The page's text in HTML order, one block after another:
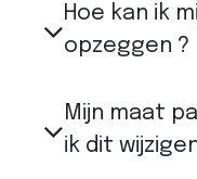
Hoe kan ik
opzeggen ?
Mijn maat
ik dit